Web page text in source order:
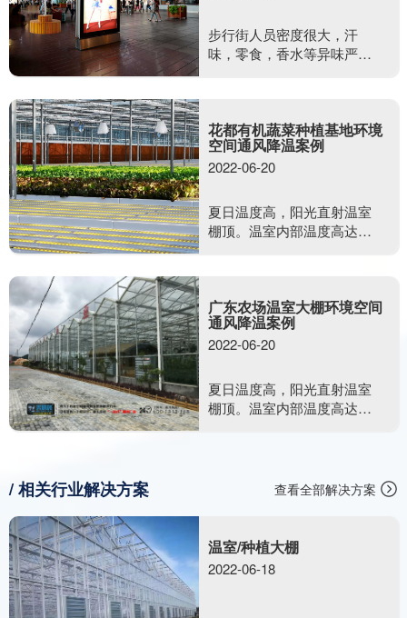
步行街人员密度很大，汗
味，零食，香水等异味严
发生摩擦。室外露天情况下
无法安装一般的通风降温设
备。需要什么样的通风降温
观度呢？
花都有机蔬菜种植基地环境
空间通风降温案例
2022-06-20
夏日温度高，阳光直射温室
棚顶。温室内部温度高达
压通风系统去解决温室大棚
类的闷热难题
广东农场温室大棚环境空间
通风降温案例
2022-06-20
夏日温度高，阳光直射温室
棚顶。温室内部温度高达
压通风系统去解决温室大棚
/ 相关行业解决方案 查看全部解决方案
温室/种植大棚
2022-06-18